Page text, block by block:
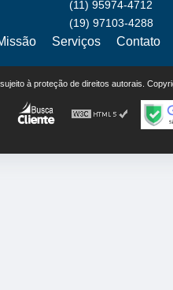
(11) 95974-4712
(19) 97103-4288
Serviços Contato
à proteção de direitos autorais.